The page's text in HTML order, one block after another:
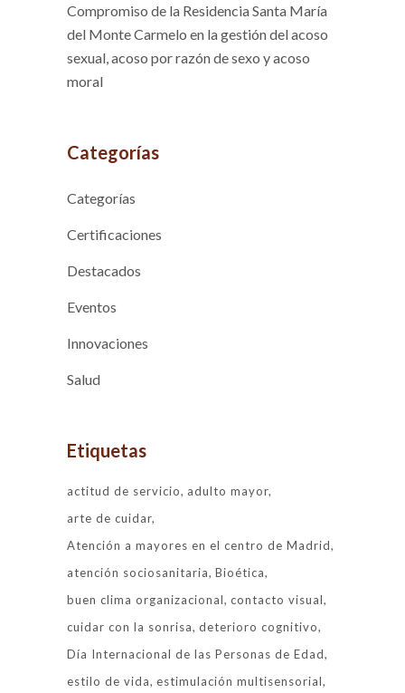
Compromiso de la Residencia Santa María
del Monte Carmelo en la gestión del acoso
sexual, acoso por razón de sexo y acoso
moral
Categorías
Categorías
Certificaciones
Destacados
Eventos
Innovaciones
Salud
Etiquetas
actitud de servicio
adulto mayor
arte de cuidar
Atención a mayores en el centro de Madrid
atención sociosanitaria Bioética
buen clima organizacional contacto visual
cuidar con la sonrisa deterioro cognitivo
Día Internacional de las Personas de Edad
estilo de vida estimulación multisensorial